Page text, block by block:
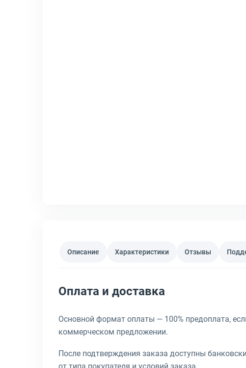
Описание Характеристики Отзывы
Оплата и доставка
Основной формат оплаты — 100% предоплата,
коммерческом предложении.
После подтверждения заказа доступны